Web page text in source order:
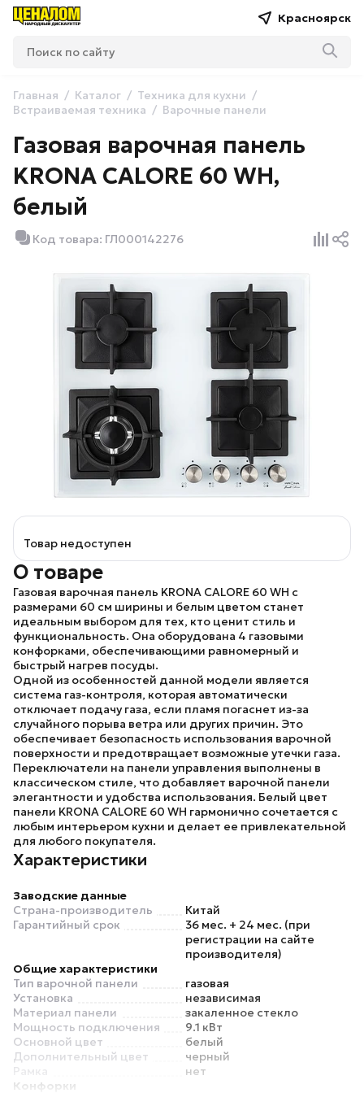
Красноярск
Главная Каталог
Техника для кухни
Встраиваемая техника
Варочные панели
Газовая варочная панель
KRONA CALORE 60 WH,
белый
Код товара: ГЛ000142276
Товар недоступен
О товаре
Газовая варочная панель KRONA CALORE 60 WH с
размерами 60 см ширины и белым цветом станет
идеальным выбором для тех, кто ценит стиль и
функциональность. Она оборудована 4 газовыми
конфорками, обеспечивающими равномерный и
быстрый нагрев посуды.
Одной из особенностей данной модели является
система газ-контроля, которая автоматически
отключает подачу газа, если пламя погаснет из-за
случайного порыва ветра или других причин. Это
обеспечивает безопасность использования варочной
поверхности и предотвращает возможные утечки газа.
Переключатели на панели управления выполнены в
классическом стиле, что добавляет варочной панели
элегантности и удобства использования. Белый цвет
панели KRONA CALORE 60 WH гармонично сочетается с
любым интерьером кухни и делает ее привлекательной
для любого покупателя.
Характеристики
Заводские данные
Страна-производитель
Китай
Гарантийный срок
36 мес. + 24 мес. (при
регистрации на сайте
производителя)
Общие характеристики
Тип варочной панели
газовая
Установка
независимая
Материал панели
закаленное стекло
Мощность подключения
9.1 кВт
Основной цвет
белый
Дополнительный цвет
черный
Рамка
нет
Конфорки